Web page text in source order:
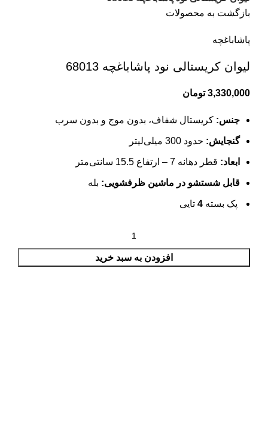
بازگشت به محصولات
پاشاباغچه
لیوان کریستالی نود پاشاباغچه 68013
3,330,000 تومان
جنس: کریستال شفاف، بدون موج و بدون سرب
گنجایش: حدود 300 میلی‌لیتر
ابعاد: قطر دهانه 7 – ارتفاع 15.5 سانتی‌متر
قابل شستشو در ماشین ظرفشویی: بله
پک بسته 4 تایی
افزودن به سبد خرید